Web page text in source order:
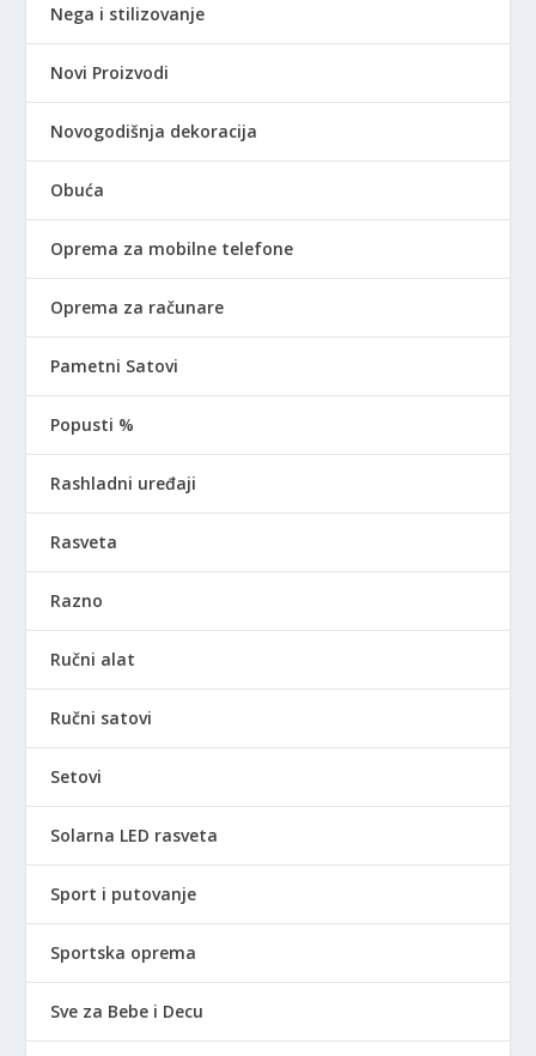
Nega i stilizovanje
Novi Proizvodi
Novogodišnja dekoracija
Obuća
Oprema za mobilne telefone
Oprema za računare
Pametni Satovi
Popusti %
Rashladni uređaji
Rasveta
Razno
Ručni alat
Ručni satovi
Setovi
Solarna LED rasveta
Sport i putovanje
Sportska oprema
Sve za Bebe i Decu